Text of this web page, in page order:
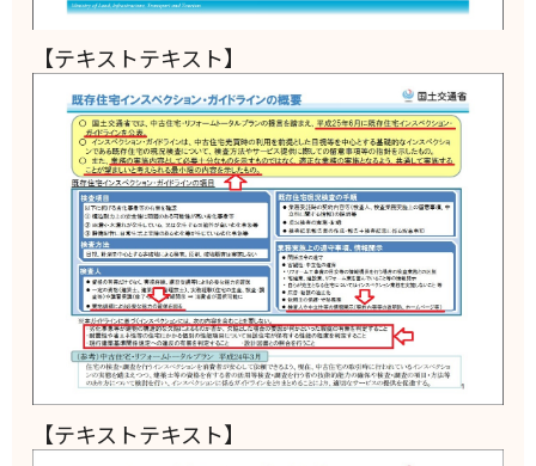
【テキストテキスト】
【テキストテキスト】